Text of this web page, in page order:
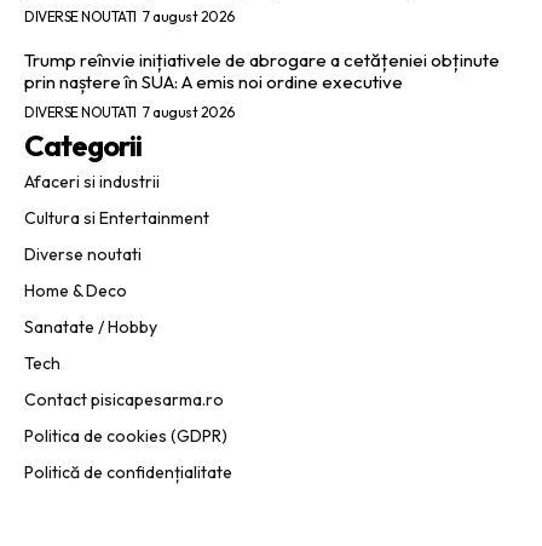
DIVERSE NOUTATI 7 august 2026
Trump reînvie inițiativele de abrogare a cetățeniei obținute
prin naștere în SUA: A emis noi ordine executive
DIVERSE NOUTATI 7 august 2026
Categorii
Afaceri si industrii
Cultura si Entertainment
Diverse noutati
Home & Deco
Sanatate / Hobby
Tech
Contact pisicapesarma.ro
Politica de cookies (GDPR)
Politică de confidențialitate